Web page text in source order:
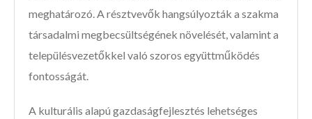
meghatározó. A résztvevők hangsúlyozták a szakma
társadalmi megbecsültségének növelését, valamint a
településvezetőkkel való szoros együttműködés
fontosságát.
A kulturális alapú gazdaságfejlesztés lehetséges